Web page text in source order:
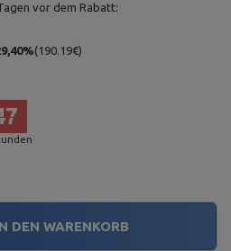
vor dem Rabatt:
%(190.19€)
DEN WARENKORB